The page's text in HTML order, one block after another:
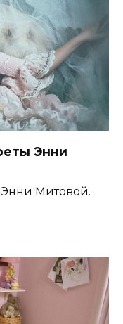
Энни
Энни Митовой.